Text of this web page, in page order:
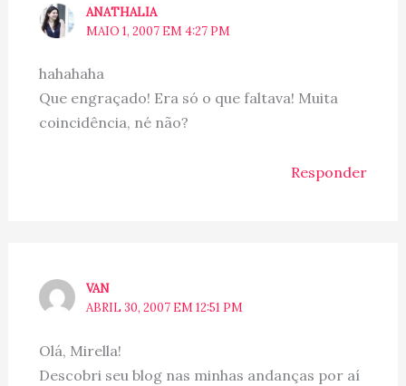
ANATHALIA
MAIO 1, 2007 EM 4:27 PM
hahahaha
Que engraçado! Era só o que faltava! Muita
coincidência, né não?
Responder
VAN
ABRIL 30, 2007 EM 12:51 PM
Olá, Mirella!
Descobri seu blog nas minhas andanças por aí